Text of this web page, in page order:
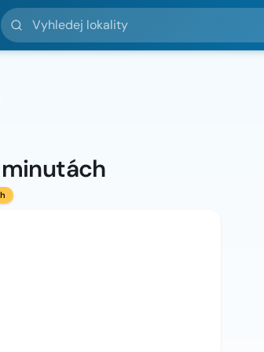
Vyhledej lokality